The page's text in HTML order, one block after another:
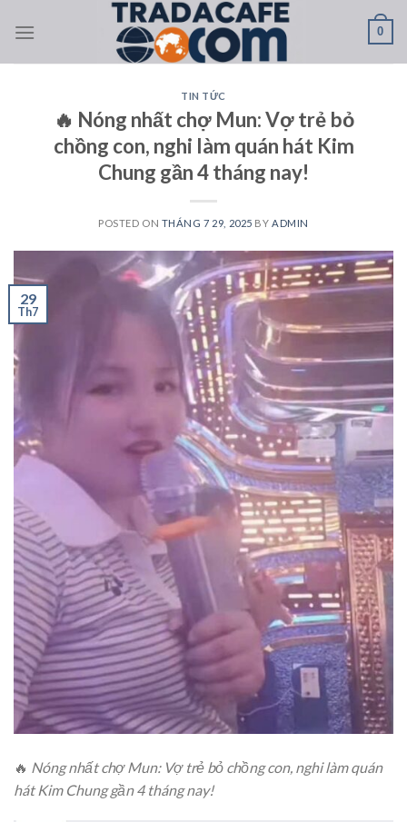
0
TIN TỨC
🔥 Nóng nhất chợ Mun: Vợ trẻ bỏ
chồng con, nghi làm quán hát Kim
Chung gần 4 tháng nay!
POSTED ON THÁNG 7 29, 2025 BY ADMIN
29
Th7
🔥 Nóng nhất chợ Mun: Vợ trẻ bỏ chồng con, nghi làm quán
hát Kim Chung gần 4 tháng nay!